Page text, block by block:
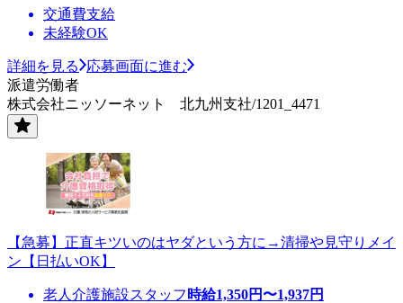
交通費支給
未経験OK
詳細を見る
応募画面に進む
派遣労働者
株式会社ニッソーネット 北九州支社/1201_4471
【急募】正直キツいのはヤダという方に→清掃や見守りメイ
ン【日払いOK】
老人介護施設スタッフ 時給1,350円〜1,937円